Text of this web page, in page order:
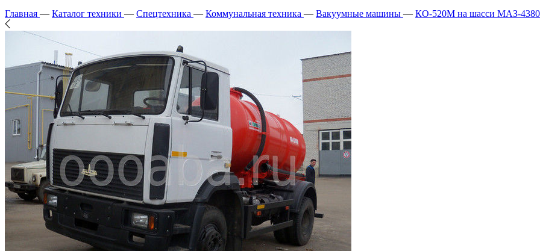
Главная — Каталог техники — Спецтехника — Коммунальная техника — Вакуумные машины — КО-520М на шасси МАЗ-